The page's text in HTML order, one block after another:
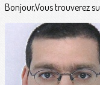
Bonjour,Vous trouverez